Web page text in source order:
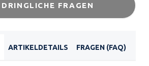
DRINGLICHE FRAGEN
ARTIKELDETAILS FRAGEN (FAQ)